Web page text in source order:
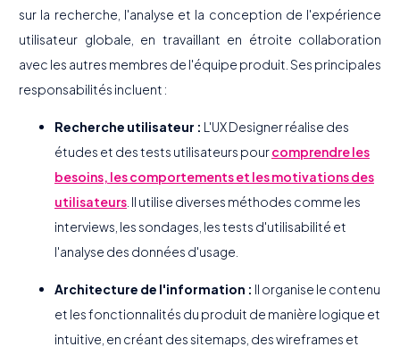
sur la recherche, l'analyse et la conception de l'expérience
utilisateur globale, en travaillant en étroite collaboration
avec les autres membres de l'équipe produit. Ses principales
responsabilités incluent :
Recherche utilisateur : L'UX Designer réalise des
études et des tests utilisateurs pourcomprendre les
besoins, les comportements et les motivations des
utilisateurs . Il utilise diverses méthodes comme les
interviews, les sondages, les tests d'utilisabilité et
l'analyse des données d'usage.
Architecture de l'information : Il organise le contenu
et les fonctionnalités du produit de manière logique et
intuitive, en créant des sitemaps, des wireframes et